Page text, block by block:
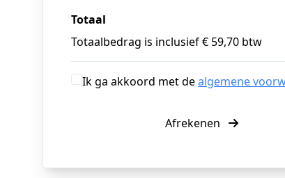
Totaal
Totaalbedrag is inclusief € 59,70 btw
Ik ga akkoord met dealgemene
Afrekenen